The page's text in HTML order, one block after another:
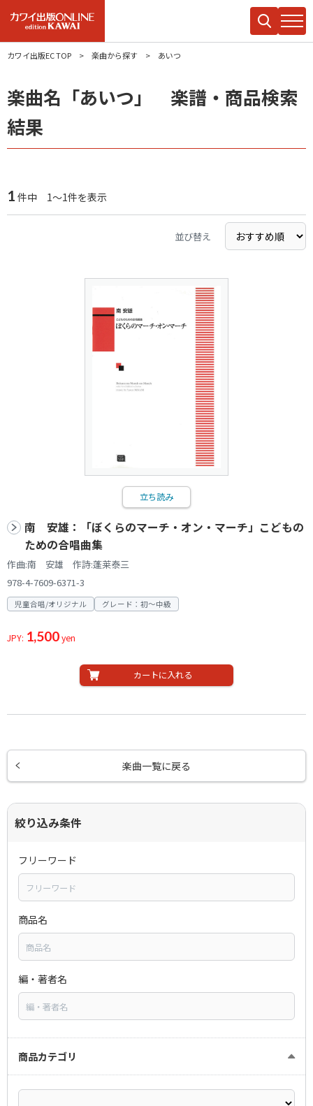
カワイ出版EC TOP 楽曲から探す あいつ
楽曲名「あいつ」 楽譜・商品検索
結果
1 件中 1～1件を表示
並び替え
立ち読み
南 安雄：「ぼくらのマーチ・オン・マーチ」こどもの
ための合唱曲集
作曲:南 安雄 作詩:蓬莱泰三
978-4-7609-6371-3
児童合唱/オリジナル グレード：初～中級
JPY: 1,500yen
カートに入れる
楽曲一覧に戻る
絞り込み条件
フリーワード
商品名
編・著者名
商品カテゴリ